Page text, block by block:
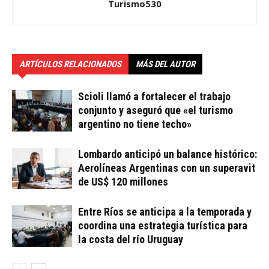
Turismo530
ARTÍCULOS RELACIONADOS MÁS DEL AUTOR
Scioli llamó a fortalecer el trabajo
conjunto y aseguró que «el turismo
argentino no tiene techo»
Lombardo anticipó un balance histórico:
Aerolíneas Argentinas con un superavit
de US$ 120 millones
Entre Ríos se anticipa a la temporada y
coordina una estrategia turística para
la costa del río Uruguay